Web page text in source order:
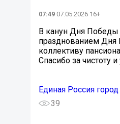
07:49 07.05.2026 16+
В канун Дня Победы
празднованием Дня
коллективу
Спасибо за чистоту
Единая Россия
39